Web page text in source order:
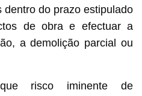
dentro do prazo estipulado
de obra e efectuar a
a demolição parcial ou
risco iminente de